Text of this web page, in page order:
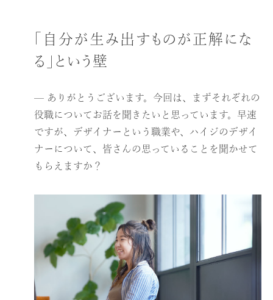
「自分が生み出すものが正解にな
る」という壁
— ありがとうございます。今回は、まずそれぞれの
役職についてお話を聞きたいと思っています。早速
ですが、デザイナーという職業や、ハイジのデザイ
ナーについて、皆さんの思っていることを聞かせて
もらえますか？